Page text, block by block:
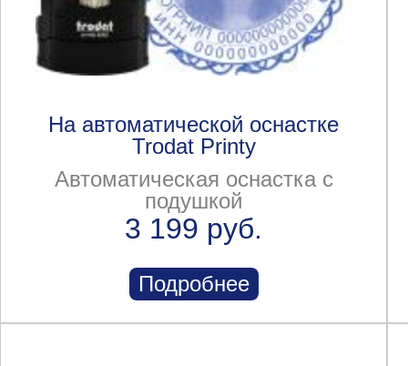
На автоматической оснастке
Trodat Printy
Автоматическая оснастка с
подушкой
3 199 руб.
Подробнее